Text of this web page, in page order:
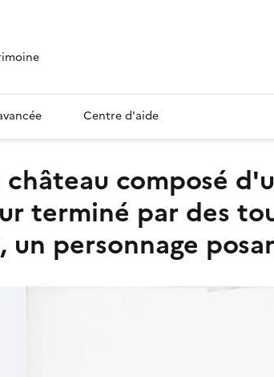
Centre d'aide
terminé par des
un personnage